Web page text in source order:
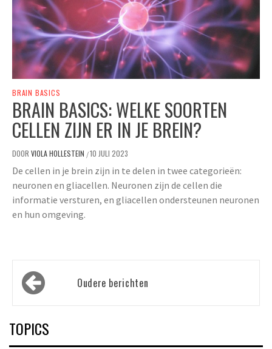
BRAIN BASICS
BRAIN BASICS: WELKE SOORTEN
CELLEN ZIJN ER IN JE BREIN?
DOOR VIOLA HOLLESTEIN /10 JULI 2023
De cellen in je brein zijn in te delen in twee categorieën:
neuronen en gliacellen. Neuronen zijn de cellen die
informatie versturen, en gliacellen ondersteunen neuronen
en hun omgeving.
Berichtennavigatie
Oudere berichten
TOPICS